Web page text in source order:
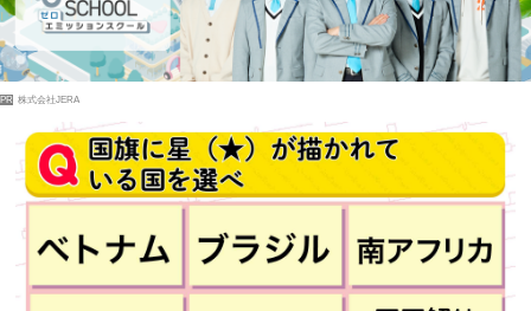
PR 株式会社JERA